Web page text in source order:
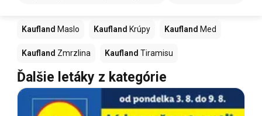
Kaufland Maslo Kaufland Krúpy Kaufland Med
Kaufland Zmrzlina Kaufland Tiramisu
Ďalšie letáky z kategórie